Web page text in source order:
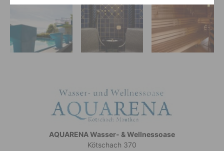
AQUARENA Wasser- & Wellnessoase
Kötschach 370